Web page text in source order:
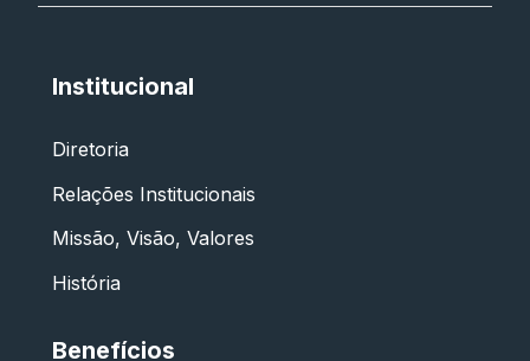
Institucional
Diretoria
Relações Institucionais
Missão, Visão, Valores
História
Benefícios